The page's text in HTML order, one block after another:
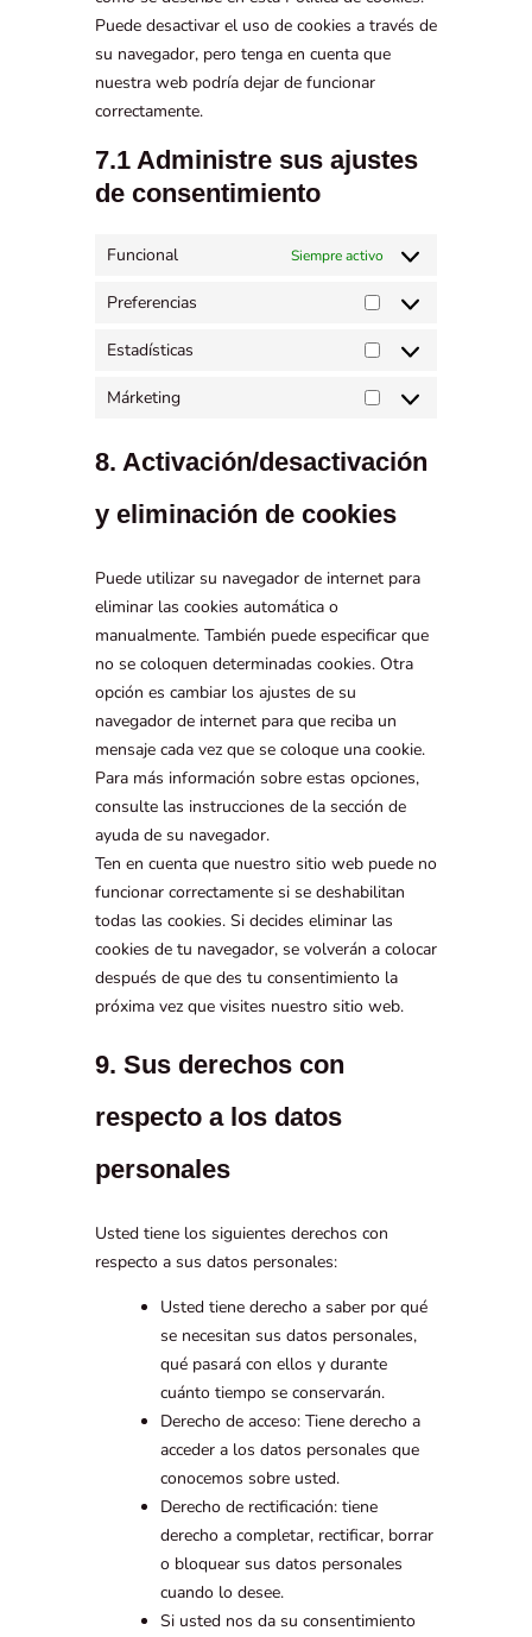
Puede desactivar el uso de cookies a través de
su navegador, pero tenga en cuenta que
nuestra web podría dejar de funcionar
correctamente.
7.1 Administre sus ajustes
de consentimiento
Funcional Siempre activo
Preferencias
Estadísticas
Márketing
8. Activación/desactivación
y eliminación de cookies
Puede utilizar su navegador de internet para
eliminar las cookies automática o
manualmente. También puede especificar que
no se coloquen determinadas cookies. Otra
opción es cambiar los ajustes de su
navegador de internet para que reciba un
mensaje cada vez que se coloque una cookie.
Para más información sobre estas opciones,
consulte las instrucciones de la sección de
ayuda de su navegador.
Ten en cuenta que nuestro sitio web puede no
funcionar correctamente si se deshabilitan
todas las cookies. Si decides eliminar las
cookies de tu navegador, se volverán a colocar
después de que des tu consentimiento la
próxima vez que visites nuestro sitio web.
9. Sus derechos con
respecto a los datos
personales
Usted tiene los siguientes derechos con
respecto a sus datos personales:
Usted tiene derecho a saber por qué
se necesitan sus datos personales,
qué pasará con ellos y durante
cuánto tiempo se conservarán.
Derecho de acceso: Tiene derecho a
acceder a los datos personales que
conocemos sobre usted.
Derecho de rectificación: tiene
derecho a completar, rectificar, borrar
o bloquear sus datos personales
cuando lo desee.
Si usted nos da su consentimiento